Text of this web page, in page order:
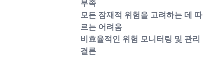
부족
모든 잠재적 위험을 고려하는 데 따
르는 어려움
비효율적인 위험 모니터링 및 관리
결론